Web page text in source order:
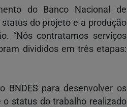
do Banco Nacional de
do projeto e a produção
“Nós contratamos serviços
divididos em três etapas:
BNDES para desenvolver os
status do trabalho realizado